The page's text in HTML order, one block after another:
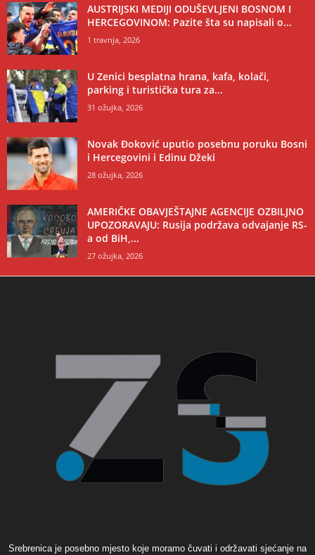
AUSTRIJSKI MEDIJI ODUŠEVLJENI BOSNOM I
HERCEGOVINOM: Pazite šta su napisali o...
1 travnja, 2026
U Zenici besplatna hrana, kafa, kolači,
parking i turistička tura za...
31 ožujka, 2026
Novak Đoković uputio posebnu poruku Bosni
i Hercegovini i Edinu Džeki
28 ožujka, 2026
AMERIČKE OBAVJEŠTAJNE AGENCIJE OZBILJNO
UPOZORAVAJU: Rusija podržava odvajanje RS-
a od BiH,...
27 ožujka, 2026
Srebrenica je posebno mjesto koje moramo čuvati i održavati sjećanje na